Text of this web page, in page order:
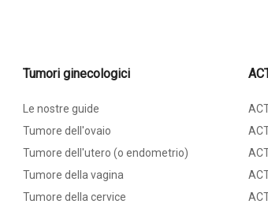
Tumori ginecologici
Le nostre guide
Tumore dell'ovaio
Tumore dell'utero (o endometrio)
Tumore della vagina
Tumore della cervice